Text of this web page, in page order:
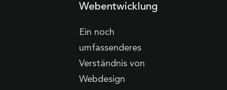
Webentwicklung
Ein noch
umfassenderes
Verständnis von
Webdesign